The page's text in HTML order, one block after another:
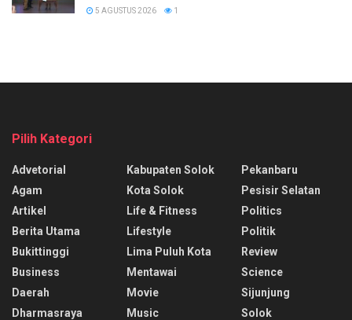
5 AGUSTUS 2026 1
Pilih Kategori
Advetorial
Agam
Artikel
Berita Utama
Bukittinggi
Business
Daerah
Dharmasraya
Kabupaten Solok
Kota Solok
Life & Fitness
Lifestyle
Lima Puluh Kota
Mentawai
Movie
Music
Pekanbaru
Pesisir Selatan
Politics
Politik
Review
Science
Sijunjung
Solok